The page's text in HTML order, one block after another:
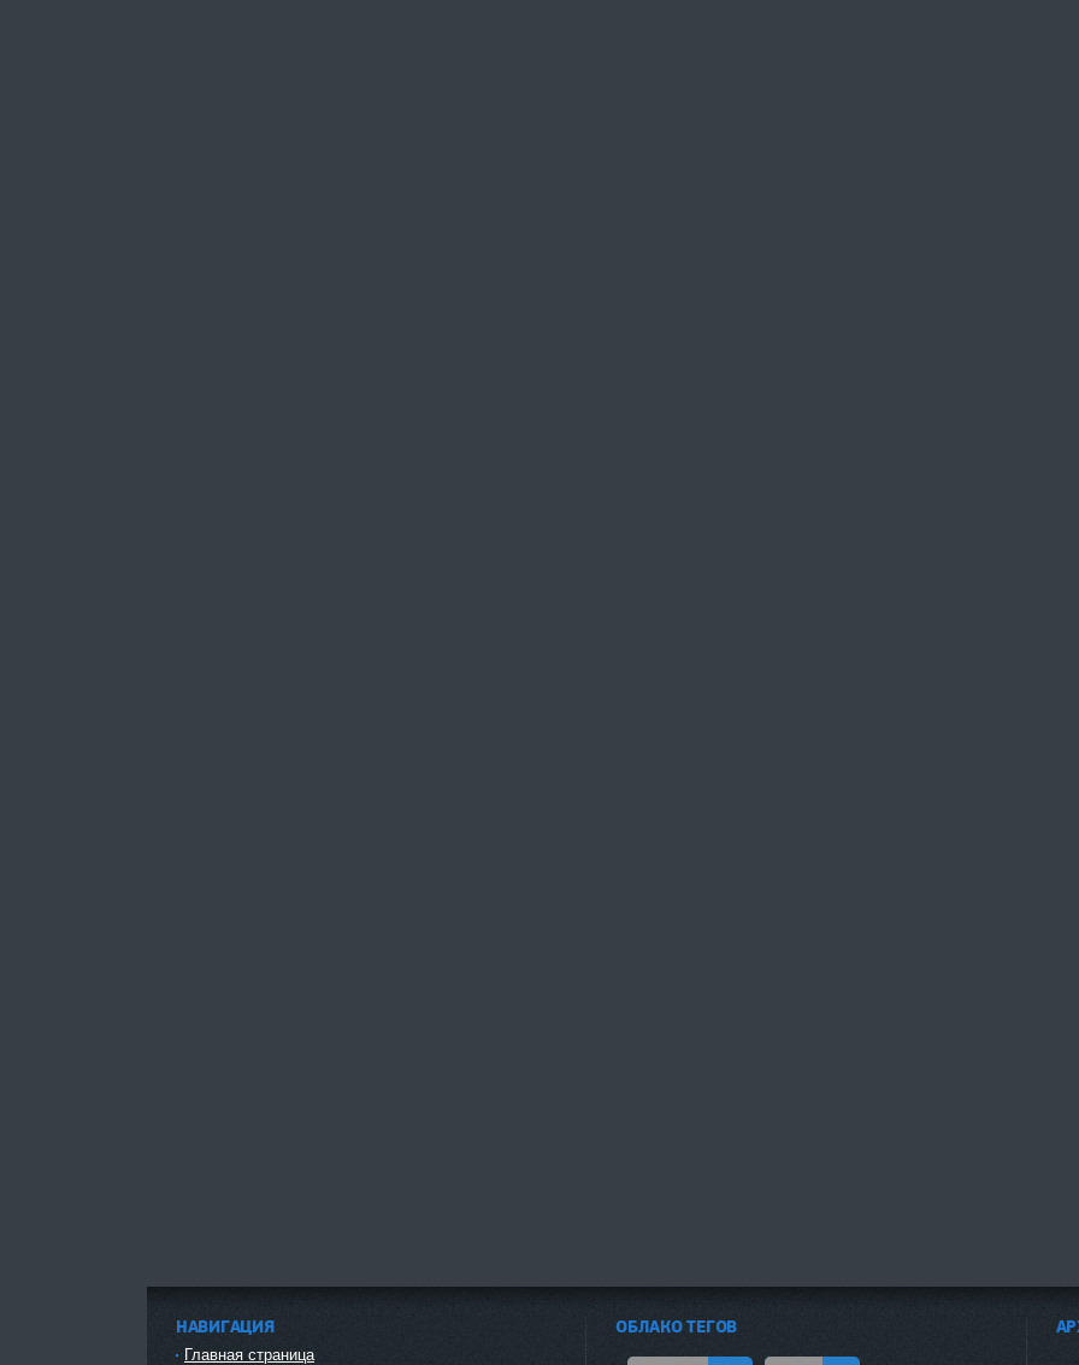
НАВИГАЦИЯ
Главная страница
ОБЛАКО ТЕГОВ